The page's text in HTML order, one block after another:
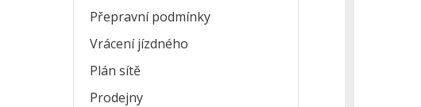
Přepravní podmínky
Vrácení jízdného
Plán sítě
Prodejny